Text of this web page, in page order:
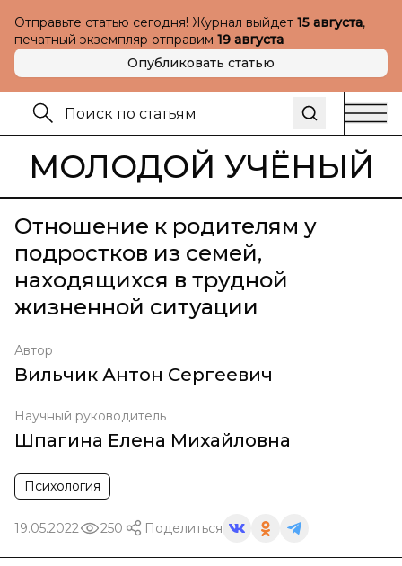
Отправьте статью сегодня! Журнал выйдет 15 августа,
печатный экземпляр отправим 19 августа
Опубликовать статью
МОЛОДОЙ УЧЁНЫЙ
Отношение к родителям у
подростков из семей,
находящихся в трудной
жизненной ситуации
Автор
Вильчик Антон Сергеевич
Научный руководитель
Шпагина Елена Михайловна
Психология
19.05.2022 250 Поделиться